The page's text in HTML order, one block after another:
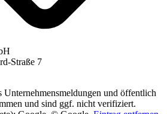
Straße 7
Unternehmensmeldungen und öffentlich
und sind ggf. nicht verifiziert.